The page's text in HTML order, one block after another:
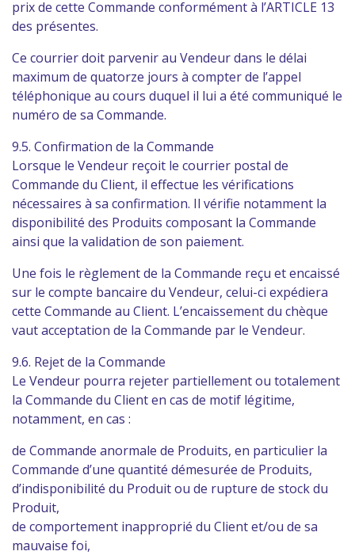
prix de cette Commande conformément à l’ARTICLE 13
des présentes.
Ce courrier doit parvenir au Vendeur dans le délai
maximum de quatorze jours à compter de l’appel
téléphonique au cours duquel il lui a été communiqué le
numéro de sa Commande.
9.5. Confirmation de la Commande
Lorsque le Vendeur reçoit le courrier postal de
Commande du Client, il effectue les vérifications
nécessaires à sa confirmation. Il vérifie notamment la
disponibilité des Produits composant la Commande
ainsi que la validation de son paiement.
Une fois le règlement de la Commande reçu et encaissé
sur le compte bancaire du Vendeur, celui-ci expédiera
cette Commande au Client. L’encaissement du chèque
vaut acceptation de la Commande par le Vendeur.
9.6. Rejet de la Commande
Le Vendeur pourra rejeter partiellement ou totalement
la Commande du Client en cas de motif légitime,
notamment, en cas :
de Commande anormale de Produits, en particulier la
Commande d’une quantité démesurée de Produits,
d’indisponibilité du Produit ou de rupture de stock du
Produit,
de comportement inapproprié du Client et/ou de sa
mauvaise foi,